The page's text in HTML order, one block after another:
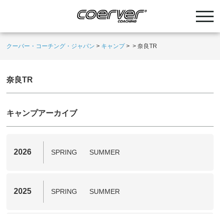
クーバー・コーチング・ジャパン > キャンプ> >奈良TR
奈良TR
キャンプアーカイブ
2026 SPRING SUMMER
2025 SPRING SUMMER